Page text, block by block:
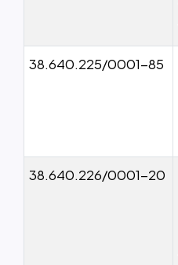
38.640.225/0001-85
38.640.226/0001-20